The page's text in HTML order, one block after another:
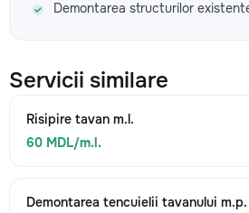
Demontarea structurilor
Servicii similare
Risipire tavan m.l.
60 MDL/m.l.
Demontarea tencuielii tavanului m.p.